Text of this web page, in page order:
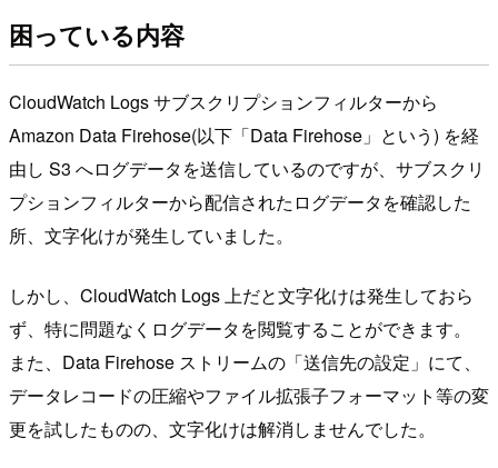
困っている内容
CloudWatch Logs サブスクリプションフィルターから
Amazon Data Firehose(以下「Data Firehose」という) を経
由し S3 へログデータを送信しているのですが、サブスクリ
プションフィルターから配信されたログデータを確認した
所、文字化けが発生していました。
しかし、CloudWatch Logs 上だと文字化けは発生しておら
ず、特に問題なくログデータを閲覧することができます。
また、Data Firehose ストリームの「送信先の設定」にて、
データレコードの圧縮やファイル拡張子フォーマット等の変
更を試したものの、文字化けは解消しませんでした。